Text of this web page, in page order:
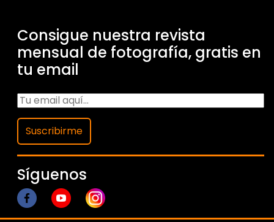
Consigue nuestra revista
mensual de fotografía, gratis en
tu email
Suscribirme
Síguenos